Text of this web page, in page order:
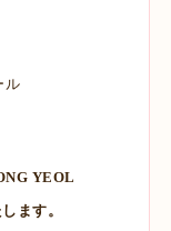
ル
YEOL
ます。